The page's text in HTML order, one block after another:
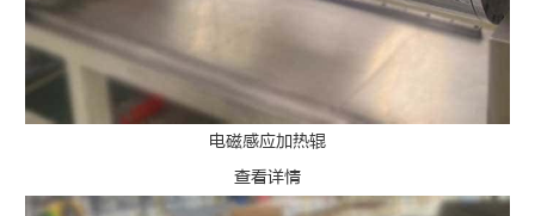
电磁感应加热辊
查看详情